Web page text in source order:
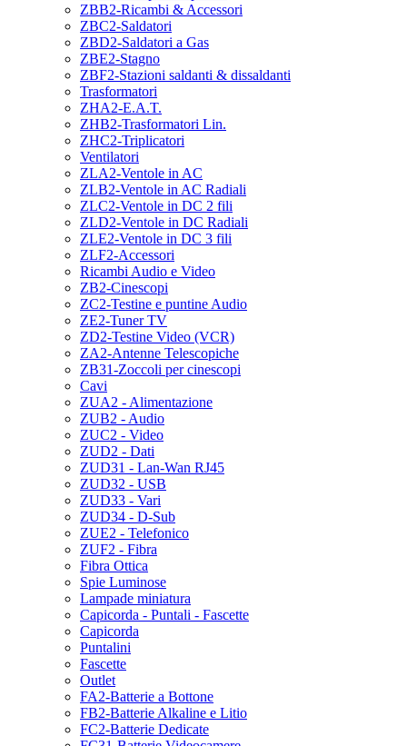
ZBB2-Ricambi & Accessori
ZBC2-Saldatori
ZBD2-Saldatori a Gas
ZBE2-Stagno
ZBF2-Stazioni saldanti & dissaldanti
Trasformatori
ZHA2-E.A.T.
ZHB2-Trasformatori Lin.
ZHC2-Triplicatori
Ventilatori
ZLA2-Ventole in AC
ZLB2-Ventole in AC Radiali
ZLC2-Ventole in DC 2 fili
ZLD2-Ventole in DC Radiali
ZLE2-Ventole in DC 3 fili
ZLF2-Accessori
Ricambi Audio e Video
ZB2-Cinescopi
ZC2-Testine e puntine Audio
ZE2-Tuner TV
ZD2-Testine Video (VCR)
ZA2-Antenne Telescopiche
ZB31-Zoccoli per cinescopi
Cavi
ZUA2 - Alimentazione
ZUB2 - Audio
ZUC2 - Video
ZUD2 - Dati
ZUD31 - Lan-Wan RJ45
ZUD32 - USB
ZUD33 - Vari
ZUD34 - D-Sub
ZUE2 - Telefonico
ZUF2 - Fibra
Fibra Ottica
Spie Luminose
Lampade miniatura
Capicorda - Puntali - Fascette
Capicorda
Puntalini
Fascette
Outlet
FA2-Batterie a Bottone
FB2-Batterie Alkaline e Litio
FC2-Batterie Dedicate